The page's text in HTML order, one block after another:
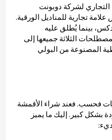
لشركة دوبونت
تجارية للمناديل الورقية.
بينما يُطلق عليه
الثلاثة جميعها إلى
المصنوعة من البولي
فحسب. فعند شراء الأقمشة
بشكل كبير. إليك ما يميز